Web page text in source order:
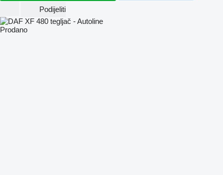
Podijeliti
Prodano